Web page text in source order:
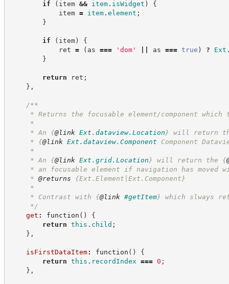
if ( item && item. isWidget )
{
item = item. element ;
}
if ( item)
{
ret = ( as === ' dom' as === true ) ? Ext
}
return ret ;
} ,
/**
* Returns the focusable element/component which
*
* An {@link Ext.dataview.Location } will return
* {@link Ext.dataview.Component Component
*
* An {@link Ext.grid.Location } will return the {
* an focusable element if navigation has moved
* @returns
{Ext.Element|Ext.Component}
*
* Contrast with {@link #getItem} which slways
*/
get : function ( )
{
return this . child ;
} ,
isFirstDataItem: function ( )
{
return this . recordIndex === 0 ;
} ,